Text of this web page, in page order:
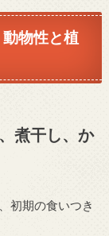
物性と植
煮干し、か
初期の食いつき